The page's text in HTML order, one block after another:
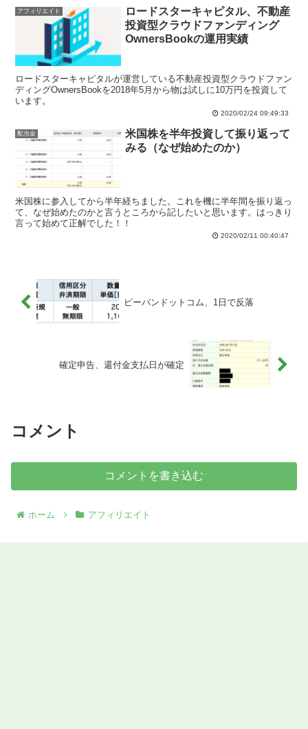
アフィリエイト
ロードスターキャピタル、不動産
投資型クラウドファンディング
OwnersBookの運用実績
ロードスターキャピタルが運営している不動産投資型クラウドファン
ディングOwnersBookを2018年5月から物は試しに10万円を投資して
います。
2020/02/24 09:49:33
配当金
米国株を半年投資して振り返って
みる（なぜ始めたのか）
米国株に参入してから半年経ちました。これを機に半年間を振り返っ
て、なぜ始めたのかと言うところから記したいと思います。はっきり
言って始めて正解でした！！
2020/02/11 00:40:47
ピーバンドットコム、1日で反落
確定申告、還付金支払日が確定
コメント
コメントを書き込む
ホーム アフィリエイト